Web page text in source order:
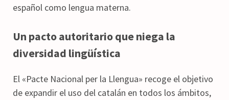
español como lengua materna.
Un pacto autoritario que niega la
diversidad lingüística
El «Pacte Nacional per la Llengua» recoge el objetivo
de expandir el uso del catalán en todos los ámbitos,